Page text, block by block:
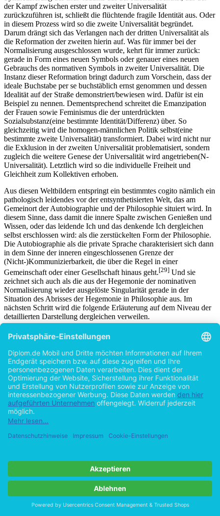
der Kampf zwischen erster und zweiter Universalität
zurückzuführen ist, schließt die flüchtende fragile Identität aus. Oder
in diesem Prozess wird so die zweite Universalität begründet.
Darum drängt sich das Verlangen nach der dritten Universalität als
die Reformation der zweiten hierin auf. Was für immer bei der
Normalisierung ausgeschlossen wurde, kehrt für immer zurück:
gerade in Form eines neuen Symbols oder genauer eines neuen
Gebrauchs des normativen Symbols in zweiter Universalität. Die
Instanz dieser Reformation bringt dadurch zum Vorschein, dass der
ideale Buchstabe per se buchstäblich ernst genommen und dessen
Idealität auf der Straße demonstriert/bewiesen wird. Dafür ist ein
Beispiel zu nennen. Dementsprechend schreitet die Emanzipation
der Frauen sowie Feminismus die der unterdrückten
Sozialsubstanz(eine bestimmte Identität/Differenz) über. So
gleichzeitig wird die homogen-männlichen Politik selbst(eine
bestimmte zweite Universalität) transformiert. Dabei wird nicht nur
die Exklusion in der zweiten Universalität problematisiert, sondern
zugleich die weitere Genese der Universalität wird angetrieben(N-
Universalität). Letztlich wird so die individuelle Freiheit und
Gleichheit zum Kollektiven erhoben.
Aus diesen Weltbildern entspringt ein bestimmtes cogito nämlich ein
pathologisch leidendes vor der entsynthetisierten Welt, das am
Gemeinort der Autobiographie und der Philosophie situiert wird. In
diesem Sinne, dass damit die innere Spalte zwischen Genießen und
Wissen, oder das leidende Ich und das denkende Ich dergleichen
selbst erschlossen wird: als die zerstückelten Form der Philosophie.
Die Autobiographie als die private Sprache charakterisiert sich dann
in dem Sinne der inneren eingeschlossenen Grenze der
(Nicht-)Kommunizierbarkeit, die über die Regel in einer
Gemeinschaft oder einer Gesellschaft hinaus geht.[29] Und sie
zeichnet sich auch als die aus der Hegemonie der nominativen
Normalisierung wieder ausgelöste Singularität gerade in der
Situation des Abrisses der Hegemonie in Philosophie aus. Im
nächsten Schritt wird die folgende Erläuterung auf dem Niveau der
detaillierten Darstellung dergleichen verweilen.
2. Philosophie als Auto- Bio -graphie
2-1. Zwischen Auto- und -Graphie
In dem Oberbegriff der Autobiographie vereinigen sich zwei
heterogene Elemente oder Triebe miteinander. Einerseits
Auto(cogito), die (Je)Meinigkeit oder Mein Leben als das Intime,
andererseits „-logie“ oder „-graphie“ als das Extime. Um das Intime
oder das Innere zu externalisieren, braucht es dabei unbedingt einen
Verlust. Wie das innere Leben von Bourgeoisie gerade in der
wird(Benjamin), wendet sich das Innen für immer zum Außen -
erscheint am deutlichsten in Auto-Bio-graphie, denn sie bringt jene
intime Extimität zum Vorschein. In diesem Sinne hat Derrida den
Text über Nietzsche und seine Autobiographie im Folgenden
betitelt, nämlich statt der Autobiographie
das Ohr des Anderen. Erinnern wir an die organische Struktur des
Ohrs als das Einzige im ganzen Körper, dessen intimer Teil von